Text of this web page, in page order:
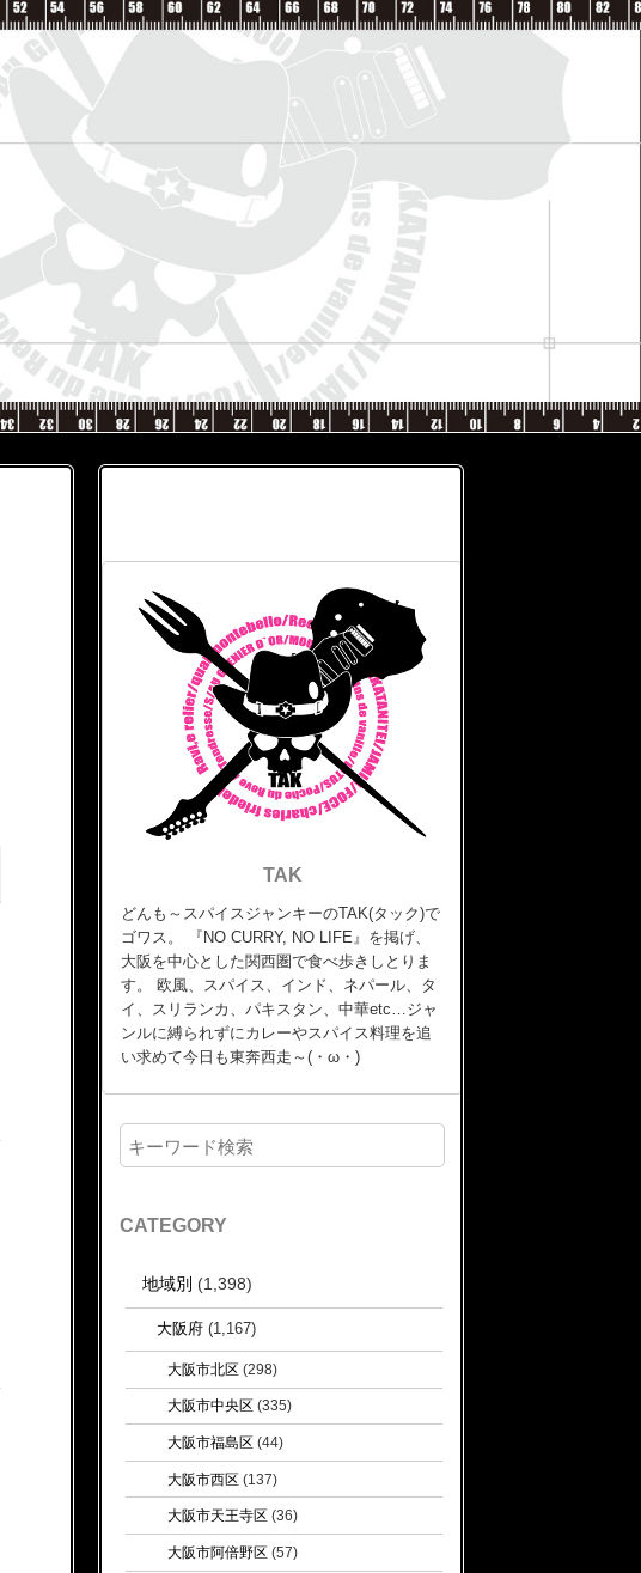
TAK
どんも～スパイスジャンキーのTAK(タック)で
ゴワス。 『NO CURRY, NO LIFE』を掲げ、
大阪を中心とした関西圏で食べ歩きしとりま
す。 欧風、スパイス、インド、ネパール、タ
イ、スリランカ、パキスタン、中華etc…ジャ
ンルに縛られずにカレーやスパイス料理を追
い求めて今日も東奔西走～(・ω・)
CATEGORY
地域別 (1,398)
大阪府(1,167)
大阪市北区(298)
大阪市中央区 (335)
大阪市福島区(44)
大阪市西区(137)
大阪市天王寺区 (36)
大阪市阿倍野区(57)